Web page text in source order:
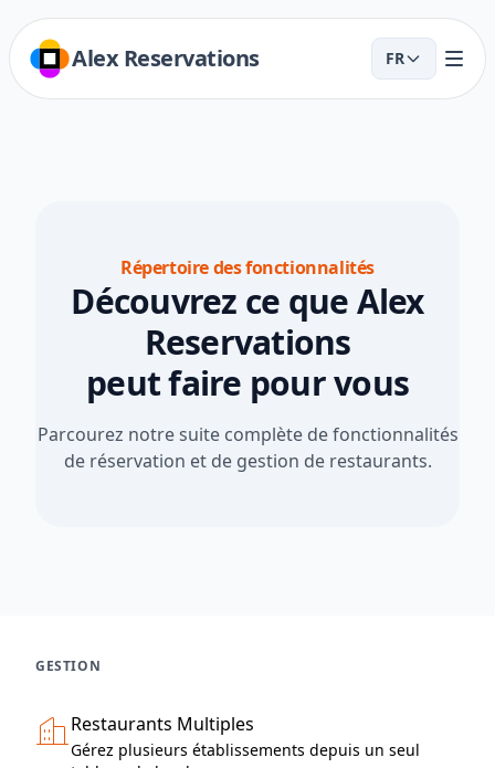
Alex Reservations FR
Répertoire des fonctionnalités
Découvrez ce que Alex
Reservations
peut faire pour vous
Parcourez notre suite complète de fonctionnalités
de réservation et de gestion de restaurants.
GESTION
Restaurants Multiples
Gérez plusieurs établissements depuis un seul